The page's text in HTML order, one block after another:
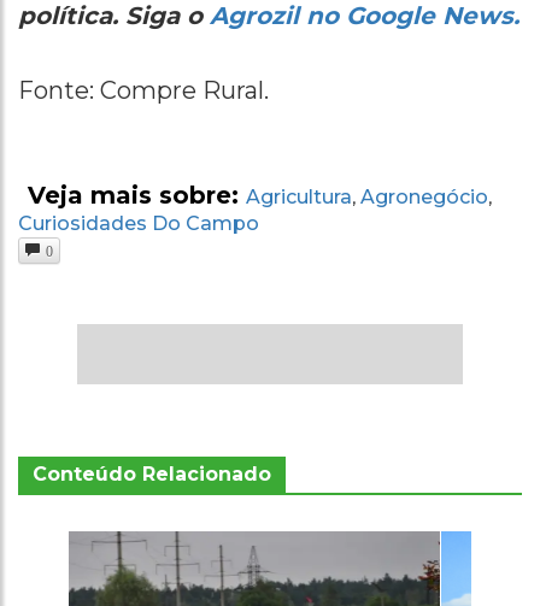
política. Siga o Agrozil no Google News.
Fonte: Compre Rural.
Veja mais sobre: Agricultura, Agronegócio,
Curiosidades Do Campo
0
Conteúdo Relacionado